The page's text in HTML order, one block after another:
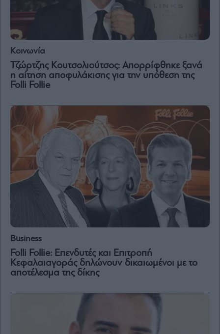
Service
Κοινωνία
Τζώρτζης Κουτσολιούτσος: Απορρίφθηκε ξανά
η αίτηση αποφυλάκισης για την υπόθεση της
Folli Follie
Business
Folli Follie: Επενδυτές και Επιτροπή
Κεφαλαιαγοράς δηλώνουν δικαιωμένοι με το
αποτέλεσμα της δίκης